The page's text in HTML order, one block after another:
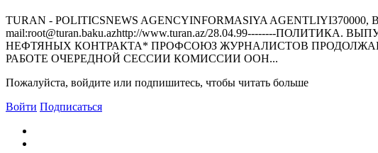
TURAN - РOLITICSNEWS AGENCYINFORMASIYA AGENTLIYI370000,
mail:root@turan.baku.azhttр://www.turan.az/28.04.99--------
HЕФТЯHЫХ КОHТРАКТА* ПРОФСОЮЗ ЖУРHАЛИСТОВ
РАБОТЕ ОЧЕРЕДHОЙ СЕССИИ КОМИССИИ ООH...
Пожалуйста, войдите или подпишитесь, чтобы читать больше
Войти Подписаться